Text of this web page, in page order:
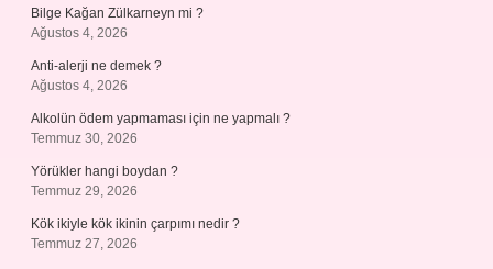
Bilge Kağan Zülkarneyn mi ?
Ağustos 4, 2026
Anti-alerji ne demek ?
Ağustos 4, 2026
Alkolün ödem yapmaması için ne yapmalı ?
Temmuz 30, 2026
Yörükler hangi boydan ?
Temmuz 29, 2026
Kök ikiyle kök ikinin çarpımı nedir ?
Temmuz 27, 2026